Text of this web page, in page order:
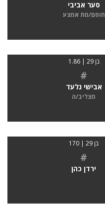
סער אביבי
חוסם/מת אמצע
בן 29 | 1.86
#
אבישי גלעד
מצליב/ה
בן 29 | 170
#
ירדן כהן